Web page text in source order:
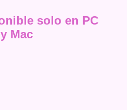
solo en PC
y Mac